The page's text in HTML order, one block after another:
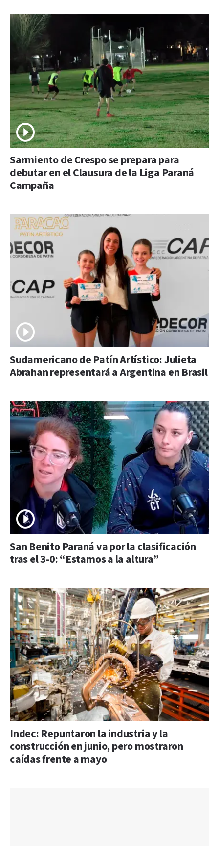
Sarmiento de Crespo se prepara para
debutar en el Clausura de la Liga Paraná
Campaña
Sudamericano de Patín Artístico: Julieta
Abrahan representará a Argentina en Brasil
San Benito Paraná va por la clasificación
tras el 3-0: “Estamos a la altura”
Indec: Repuntaron la industria y la
construcción en junio, pero mostraron
caídas frente a mayo